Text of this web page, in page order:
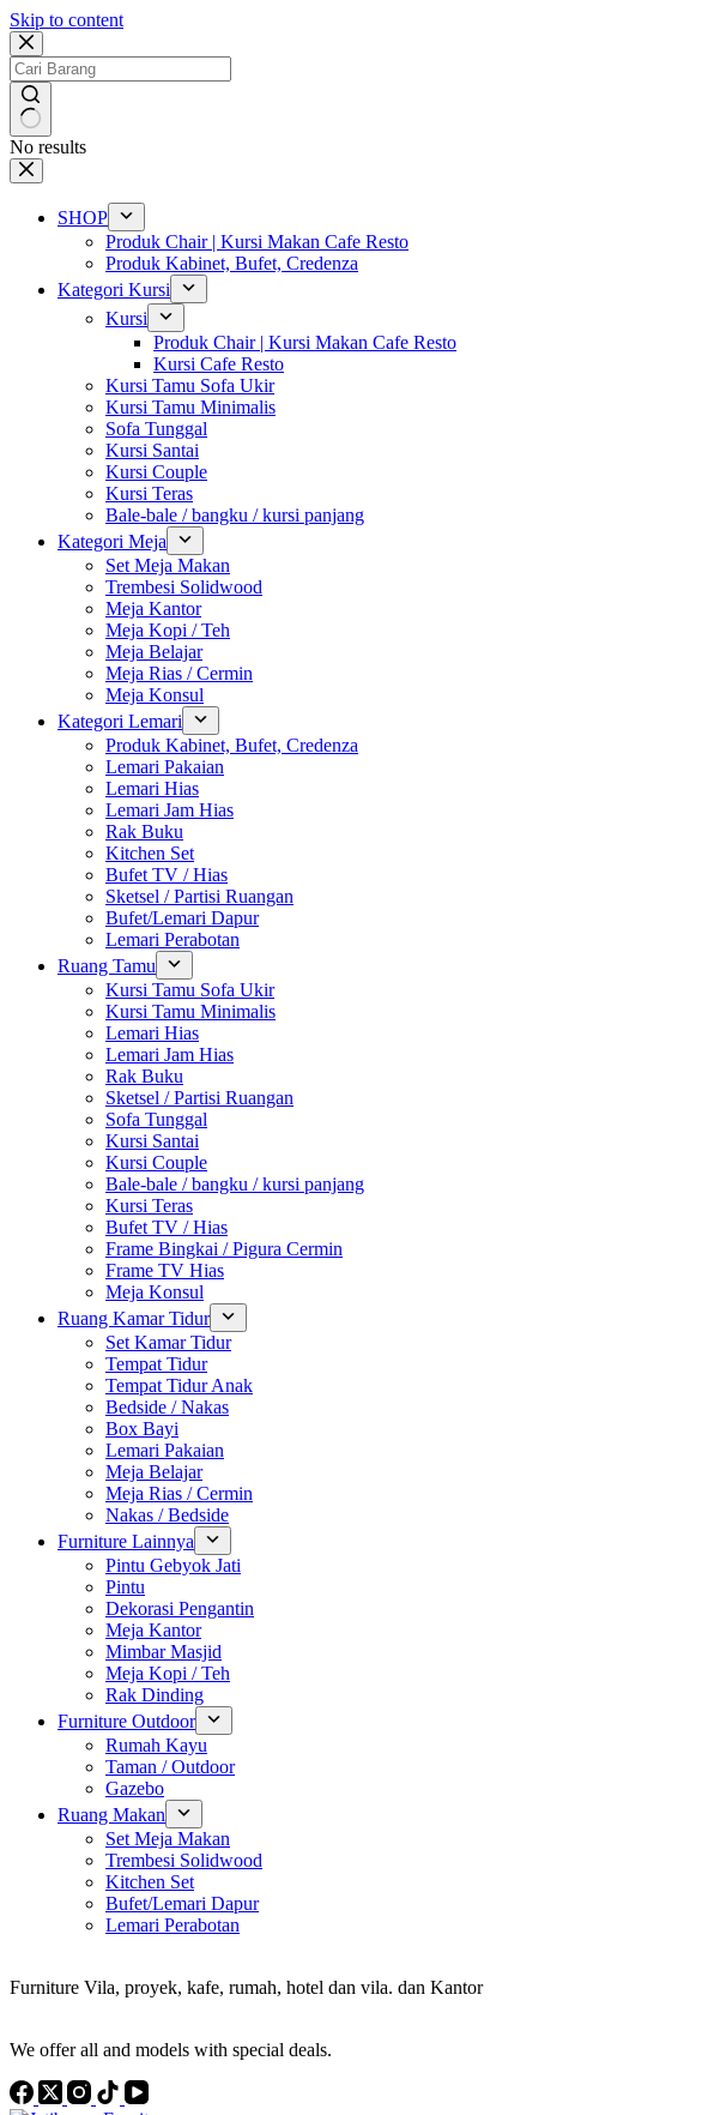
Skip to content
No results
SHOP
Produk Chair | Kursi Makan Cafe Resto
Produk Kabinet, Bufet, Credenza
Kategori Kursi
Kursi
Produk Chair | Kursi Makan Cafe Resto
Kursi Cafe Resto
Kursi Tamu Sofa Ukir
Kursi Tamu Minimalis
Sofa Tunggal
Kursi Santai
Kursi Couple
Kursi Teras
Bale-bale / bangku / kursi panjang
Kategori Meja
Set Meja Makan
Trembesi Solidwood
Meja Kantor
Meja Kopi / Teh
Meja Belajar
Meja Rias / Cermin
Meja Konsul
Kategori Lemari
Produk Kabinet, Bufet, Credenza
Lemari Pakaian
Lemari Hias
Lemari Jam Hias
Rak Buku
Kitchen Set
Bufet TV / Hias
Sketsel / Partisi Ruangan
Bufet/Lemari Dapur
Lemari Perabotan
Ruang Tamu
Kursi Tamu Sofa Ukir
Kursi Tamu Minimalis
Lemari Hias
Lemari Jam Hias
Rak Buku
Sketsel / Partisi Ruangan
Sofa Tunggal
Kursi Santai
Kursi Couple
Bale-bale / bangku / kursi panjang
Kursi Teras
Bufet TV / Hias
Frame Bingkai / Pigura Cermin
Frame TV Hias
Meja Konsul
Ruang Kamar Tidur
Set Kamar Tidur
Tempat Tidur
Tempat Tidur Anak
Bedside / Nakas
Box Bayi
Lemari Pakaian
Meja Belajar
Meja Rias / Cermin
Nakas / Bedside
Furniture Lainnya
Pintu Gebyok Jati
Pintu
Dekorasi Pengantin
Meja Kantor
Mimbar Masjid
Meja Kopi / Teh
Rak Dinding
Furniture Outdoor
Rumah Kayu
Taman / Outdoor
Gazebo
Ruang Makan
Set Meja Makan
Trembesi Solidwood
Kitchen Set
Bufet/Lemari Dapur
Lemari Perabotan
Furniture Vila, proyek, kafe, rumah, hotel dan vila. dan Kantor
We offer all and models with special deals.